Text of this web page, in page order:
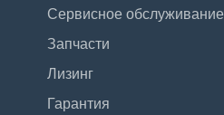
Сервисное обслуживание
Запчасти
Лизинг
Гарантия